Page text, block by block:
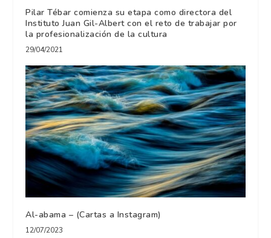
Pilar Tébar comienza su etapa como directora del
Instituto Juan Gil-Albert con el reto de trabajar por
la profesionalización de la cultura
29/04/2021
Al-abama – (Cartas a Instagram)
12/07/2023